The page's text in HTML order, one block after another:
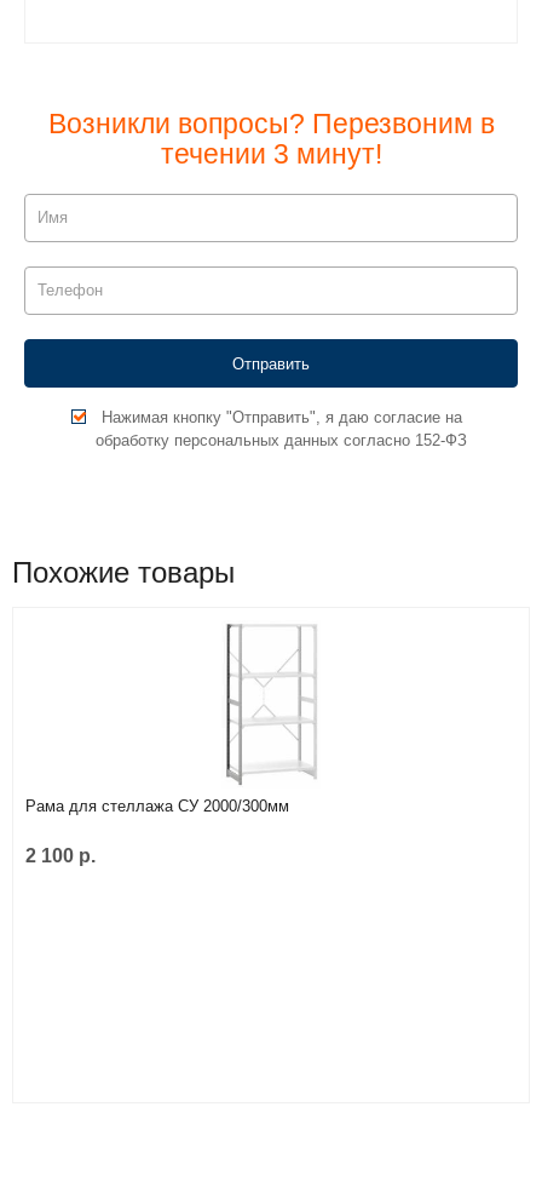
Возникли вопросы? Перезвоним в
течении 3 минут!
Нажимая кнопку "Отправить", я даю согласие на
обработку персональных данных согласно 152-ФЗ
Похожие товары
Рама для стеллажа СУ 2000/300мм
2 100 р.